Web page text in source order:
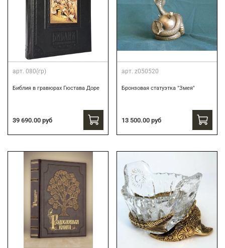
арт. 080(гр)
Библия в гравюрах Гюстава Доре
39 690.00 руб
арт. z050520
Бронзовая статуэтка "Змея"
13 500.00 руб